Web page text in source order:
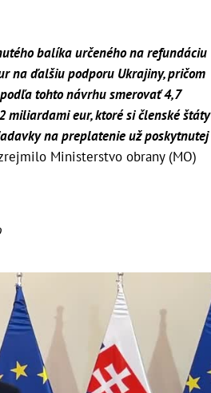
balíka určeného na refundáciu
na ďalšiu podporu Ukrajiny, pričom
tohto návrhu smerovať 4,7
miliardami eur, ktoré si členské štáty
na preplatenie už poskytnutej
Ministerstvo obrany (MO)